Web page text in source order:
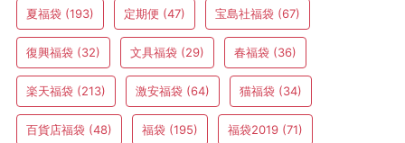
夏福袋 (193) 定期便 (47) 宝島社福袋 (67)
復興福袋 (32) 文具福袋 (29) 春福袋 (36)
楽天福袋 (213) 激安福袋 (64) 猫福袋 (34)
百貨店福袋 (48) 福袋 (195) 福袋2019 (71)